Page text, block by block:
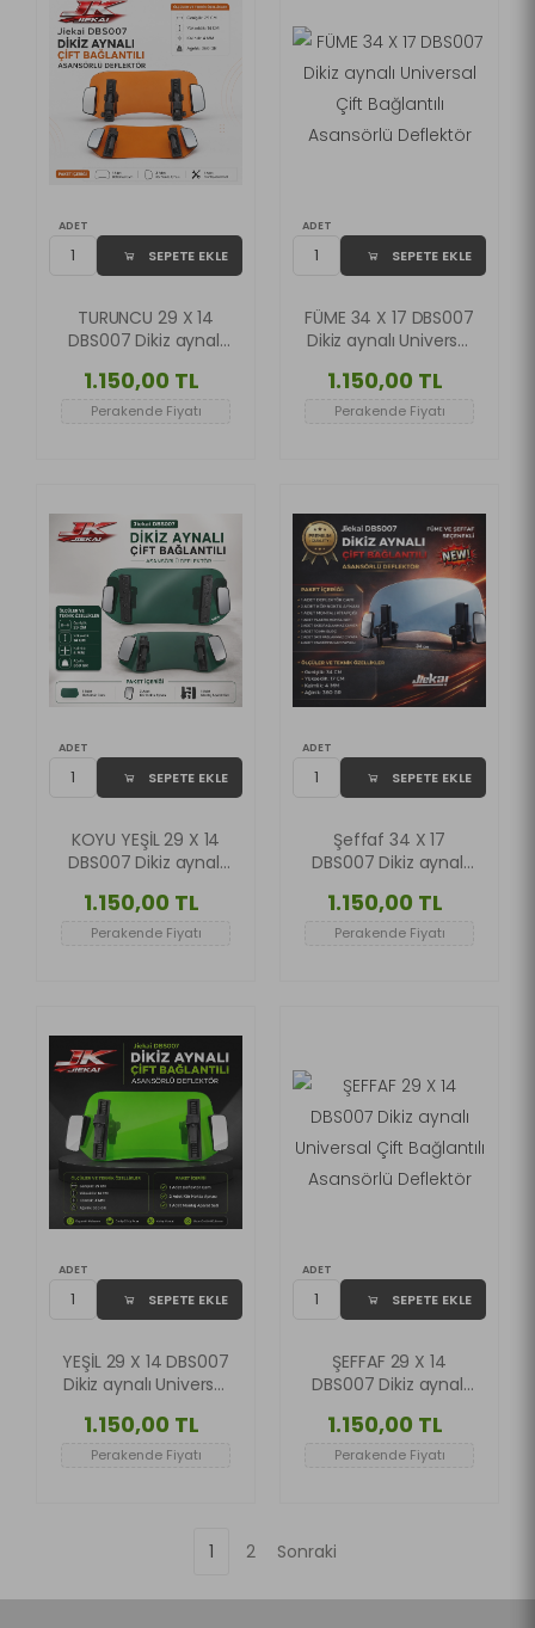
ADET
SEPETE EKLE
TURUNCU 29 X 14
DBS007 Dikiz aynalı
Bağlantılı Asansörlü
Deflektör
1.150,00 TL
Perakende Fiyatı
ADET
SEPETE EKLE
FÜME 34 X 17 DBS007
Dikiz aynalı Universal
Asansörlü Deflektör
1.150,00 TL
Perakende Fiyatı
ADET
SEPETE EKLE
KOYU YEŞİL 29 X 14
DBS007 Dikiz aynalı
Bağlantılı Asansörlü
Deflektör
1.150,00 TL
Perakende Fiyatı
ADET
SEPETE EKLE
Şeffaf 34 X 17
DBS007 Dikiz aynalı
Bağlantılı Asansörlü
Deflektör
1.150,00 TL
Perakende Fiyatı
ADET
SEPETE EKLE
YEŞİL 29 X 14 DBS007
Dikiz aynalı Universal
Asansörlü Deflektör
1.150,00 TL
Perakende Fiyatı
ADET
SEPETE EKLE
ŞEFFAF 29 X 14
DBS007 Dikiz aynalı
Bağlantılı Asansörlü
Deflektör
1.150,00 TL
Perakende Fiyatı
1 2 Sonraki